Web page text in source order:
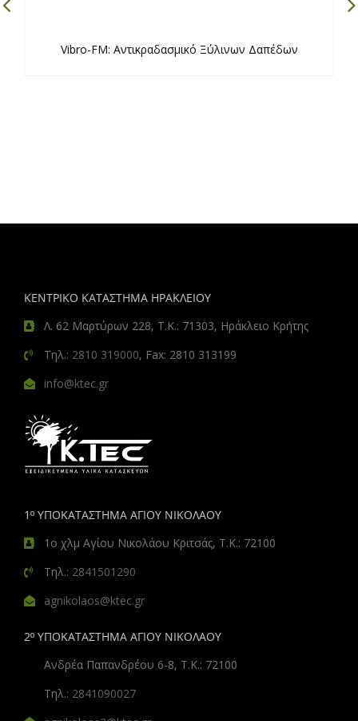
Vibro-FM: Αντικραδασμικό Ξύλινων Δαπέδων
ΚΕΝΤΡΙΚΟ ΚΑΤΑΣΤΗΜΑ ΗΡΑΚΛΕΙΟΥ
Λ. 62 Μαρτύρων 228, Τ.Κ.: 71303, Ηράκλειο Κρήτης
Τηλ.: 2810 319000, Fax: 2810 313199
info@ktec.gr
1º ΥΠΟΚΑΤΑΣΤΗΜΑ ΑΓΙΟΥ ΝΙΚΟΛΑΟΥ
1ο χλμ Αγίου Νικολάου Κριτσάς, Τ.Κ.: 72100
Τηλ.: 2841501290
agnikolaos@ktec.gr
2º ΥΠΟΚΑΤΑΣΤΗΜΑ ΑΓΙΟΥ ΝΙΚΟΛΑΟΥ
Ανδρέα Παπανδρέου 6-8, Τ.Κ.: 72100
Τηλ.: 2841090027